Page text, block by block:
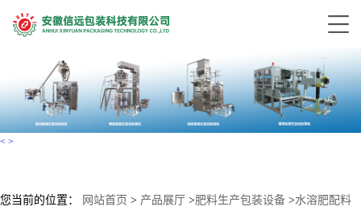
< >
您当前的位置： 网站首页 > 产品展厅 >肥料生产包装设备 >水溶肥配料